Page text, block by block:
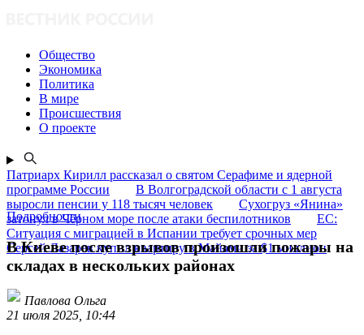
Общество
Экономика
Политика
В мире
Происшествия
О проекте
Патриарх Кирилл рассказал о святом Серафиме и ядерной
программе России
В Волгоградской области с 1 августа
выросли пенсии у 118 тысяч человек
Сухогруз «Янина»
затонул в Чёрном море после атаки беспилотников
ЕС:
Ситуация с миграцией в Испании требует срочных мер
Сергей Лазарев купил квартиру в Майами за $1 миллион
Подробности
В Киеве после взрывов произошли пожары на
складах в нескольких районах
Павлова Ольга
21 июля 2025, 10:44